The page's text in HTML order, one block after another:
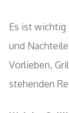
Es ist wichtig
und
Vorlieben,
stehenden